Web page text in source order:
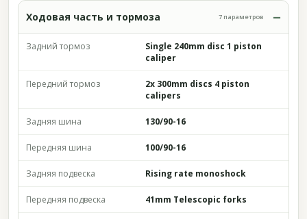
Ходовая часть и тормоза 7 параметров
Задний тормоз
Single 240mm disc 1 piston
caliper
Передний тормоз
2x 300mm discs 4 piston
calipers
Задняя шина 130/90-16
Передняя шина 100/90-16
Задняя подвеска Rising rate monoshock
Передняя подвеска 41mm Telescopic forks